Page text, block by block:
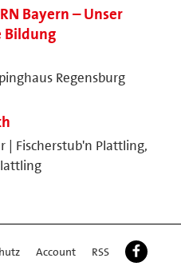
Bayern – Unser
Bildung
Regensburg
| Fischerstub'n Plattling,
Account RSS